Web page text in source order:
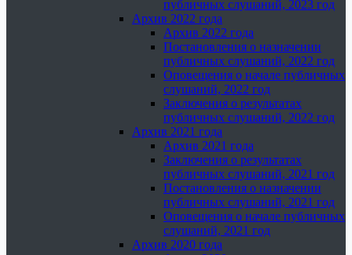
публичных слушаний, 2023 год
Архив 2022 года
Архив 2022 года
Постановления о назначении
публичных слушаний, 2022 год
Оповещения о начале публичных
слушаний, 2022 год
Заключения о результатах
публичных слушаний, 2022 год
Архив 2021 года
Архив 2021 года
Заключения о результатах
публичных слушаний, 2021 год
Постановления о назначении
публичных слушаний, 2021 год
Оповещения о начале публичных
слушаний, 2021 год
Архив 2020 года